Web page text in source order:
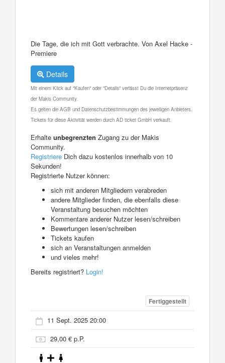
Die Tage, die ich mit Gott verbrachte. Von Axel Hacke -
Premiere
Details
Mit einem Klick auf "Kaufen" oder "Details" verlässt Du die Internetpräsenz
der Makis Community.
Es gelten die AGB und Datenschutzbestimmungen des jeweiligen Anbieters.
Tickets für diese Aktivität werden durch AD ticket GmbH verkauft.
Erhalte unbegrenzten Zugang zu der Makis
Community.
Registriere Dich dazu kostenlos innerhalb von 10
Sekunden!
Registrierte Nutzer können:
sich mit anderen Mitgliedern verabreden
andere Mitglieder finden, die ebenfalls diese
Veranstaltung besuchen möchten
Kommentare anderer Nutzer lesen/schreiben
Bewertungen lesen/schreiben
Tickets kaufen
sich an Veranstaltungen anmelden
und vieles mehr!
Bereits registriert? Login!
Fertiggestellt
11 Sept. 2025 20:00
29,00 € p.P.